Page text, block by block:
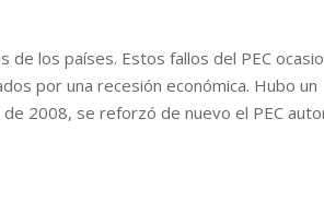
los países. Estos fallos del PEC
por una recesión económica. Hubo un
2008, se reforzó de nuevo el PEC